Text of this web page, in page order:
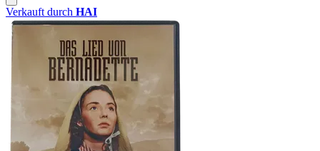
Verkauft durch HAI